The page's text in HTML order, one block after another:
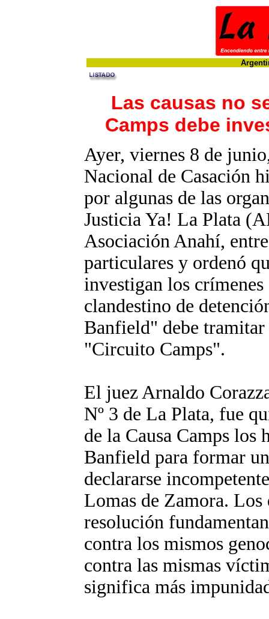
Las causas no
Camps debe
Ayer, viernes 8 de
Nacional de Casación
por algunas de las
Justicia Ya! La Plata
Asociación Anahí,
particulares y ordenó
investigan los
clandestino de
Banfield" debe
"Circuito Camps".
El juez Arnaldo
Nº 3 de La Plata, fue
de la Causa Camps los
Banfield para formar
declararse
Lomas de Zamora.
resolución
contra los mismos
contra las mismas
significa más